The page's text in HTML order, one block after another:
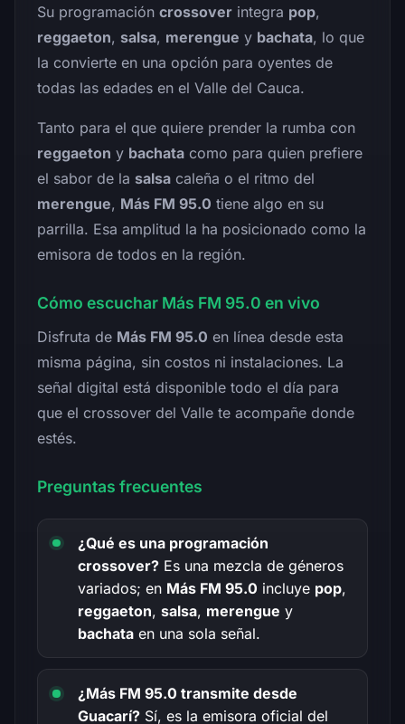
Su programación crossover integra pop,
reggaeton, salsa, merengue y bachata, lo que
la convierte en una opción para oyentes de
todas las edades en el Valle del Cauca.
Tanto para el que quiere prender la rumba con
reggaeton y bachata como para quien prefiere
el sabor de la salsa caleña o el ritmo del
merengue, Más FM 95.0 tiene algo en su
parrilla. Esa amplitud la ha posicionado como la
emisora de todos en la región.
Cómo escuchar Más FM 95.0 en vivo
Disfruta de Más FM 95.0 en línea desde esta
misma página, sin costos ni instalaciones. La
señal digital está disponible todo el día para
que el crossover del Valle te acompañe donde
estés.
Preguntas frecuentes
¿Qué es una programación
crossover? Es una mezcla de géneros
variados; en Más FM 95.0 incluye pop,
reggaeton, salsa, merengue y
bachata en una sola señal.
¿Más FM 95.0 transmite desde
Guacarí? Sí, es la emisora oficial del